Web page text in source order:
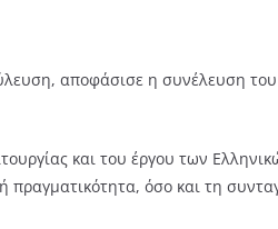
αποφάσισε η συνέλευση
και του έργου των
όσο και τη